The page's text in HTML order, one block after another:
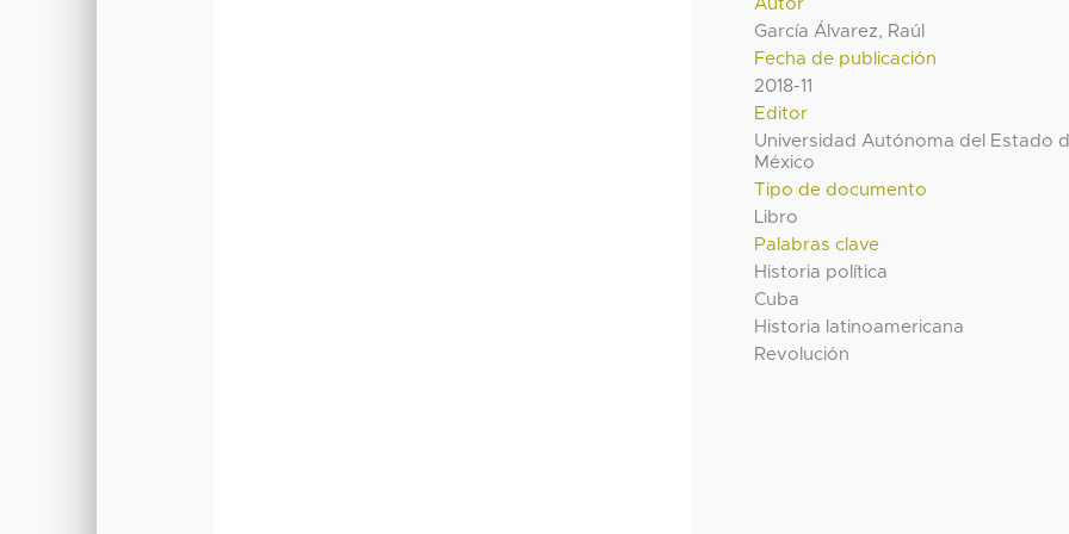
Autor
García Álvarez, Raúl
Fecha de publicación
2018-11
Editor
Universidad Autónoma del Estado
México
Tipo de documento
Libro
Palabras clave
Historia política
Cuba
Historia latinoamericana
Revolución